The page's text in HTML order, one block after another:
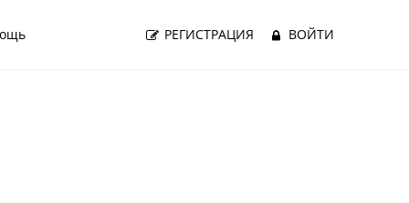
РЕГИСТРАЦИЯ ВОЙТИ